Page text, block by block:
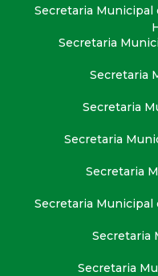
Secretaria Municipal
Secretaria
Secretaria
Secretaria
Secretaria
Secretaria
Secretaria Municipal
Secretaria
Secretaria